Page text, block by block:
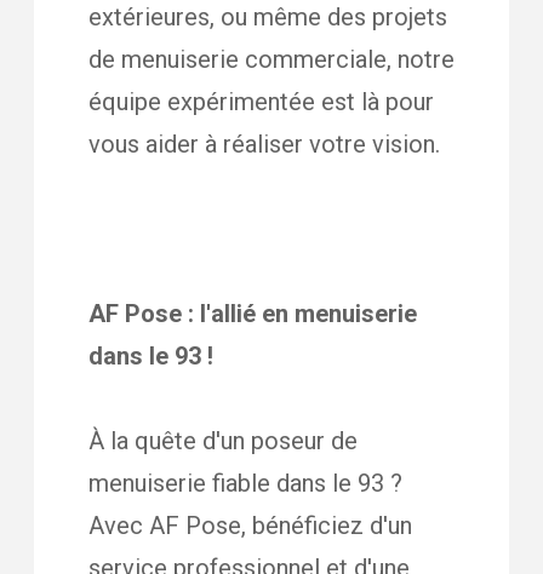
extérieures, ou même des projets
de menuiserie commerciale, notre
équipe expérimentée est là pour
vous aider à réaliser votre vision.
AF Pose : l'allié en menuiserie
dans le 93 !
À la quête d'un poseur de
menuiserie fiable dans le 93 ?
Avec AF Pose, bénéficiez d'un
service professionnel et d'une